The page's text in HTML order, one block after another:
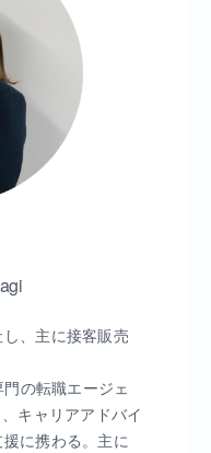
、主に接客販売
の転職エージェ
キャリアアドバイ
に携わる。主に